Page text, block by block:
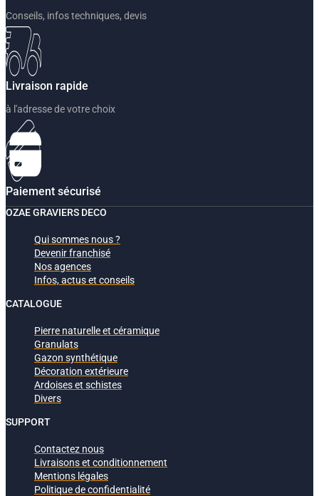
Conseils, infos techniques, devis
Livraison rapide
à l'adresse de votre choix
Paiement sécurisé
OZAE GRAVIERS DECO
Qui sommes nous ?
Devenir franchisé
Nos agences
Infos, actus et conseils
CATALOGUE
Pierre naturelle et céramique
Granulats
Gazon synthétique
Décoration extérieure
Ardoises et schistes
Divers
SUPPORT
Contactez nous
Livraisons et conditionnement
Mentions légales
Politique de confidentialité